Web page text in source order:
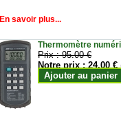
En savoir plus...
Thermomètre
Prix :95.00 €
Notre prix :24.00 €
Ajouter au panier